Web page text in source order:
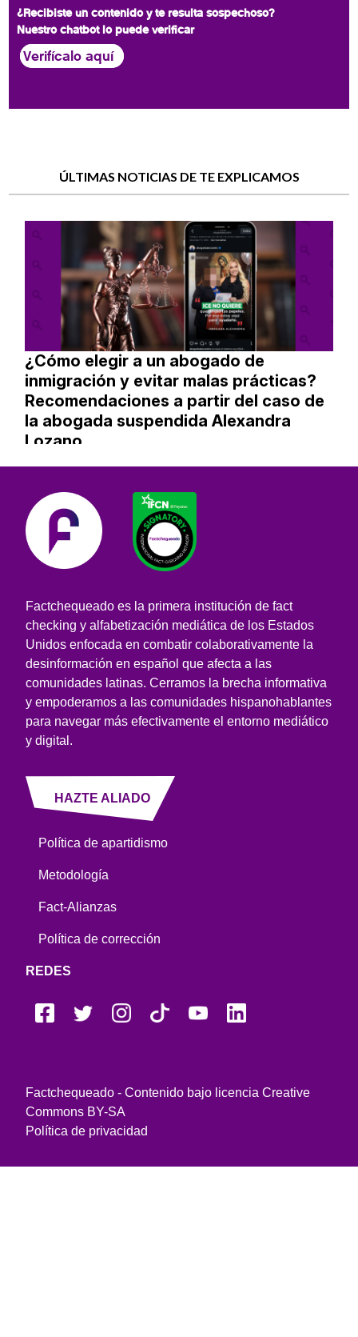
¿Recibiste un contenido y te resulta sospechoso?
Nuestro chatbot lo puede verificar
Verifícalo aquí
ÚLTIMAS NOTICIAS DE TE EXPLICAMOS
¿Cómo elegir a un abogado de
inmigración y evitar malas prácticas?
Recomendaciones a partir del caso de
la abogada suspendida Alexandra
Lozano
Factchequeado es la primera institución de fact
checking y alfabetización mediática de los Estados
Unidos enfocada en combatir colaborativamente la
desinformación en español que afecta a las
comunidades latinas. Cerramos la brecha informativa
y empoderamos a las comunidades hispanohablantes
para navegar más efectivamente el entorno mediático
y digital.
HAZTE ALIADO
Política de apartidismo
Metodología
Fact-Alianzas
Política de corrección
REDES
Factchequeado - Contenido bajo licencia Creative
Commons BY-SA
Política de privacidad